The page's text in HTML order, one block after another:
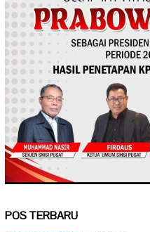
POS TERBARU